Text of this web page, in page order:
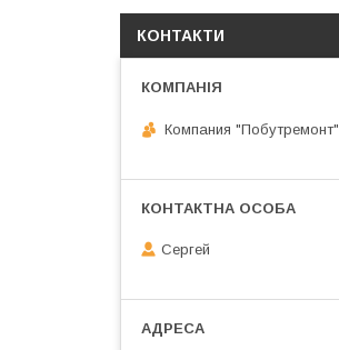
КОНТАКТИ
Компания "Побутремонт"
Сергей